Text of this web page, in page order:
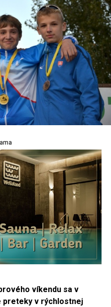
víkendu sa v
preteky v rýchlostnej